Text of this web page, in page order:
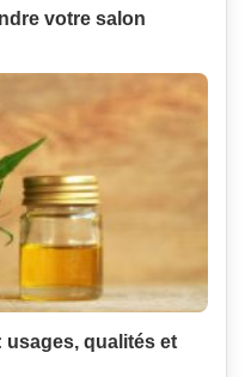
votre salon
usages, qualités et